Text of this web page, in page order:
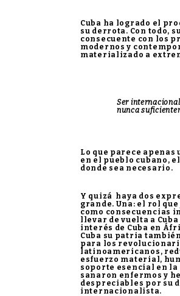
Cuba ha logrado el
su derrota. Con todo,
consecuente con los
modernos y
materializado a
Ser
nunca
Lo que parece
en el pueblo cubano,
donde sea necesario.
Y quizá haya dos
grande. Una: el rol
como consecuencias
llevar de vuelta a
interés de Cuba en
Cuba su patria
para los
latinoamericanos,
esfuerzo material,
soporte esencial en
sanaron enfermos y
despreciables por su
internacionalista.